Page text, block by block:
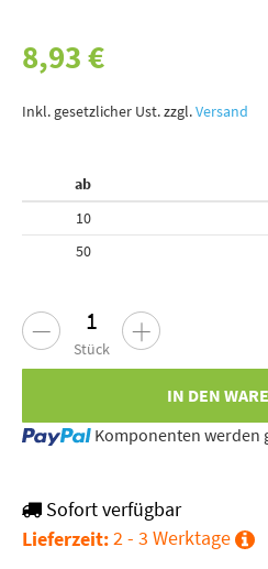
8,93 €
Inkl. gesetzlicher Ust. zzgl.Versand
ab
10
50
Stück
IN DEN
Loading... Komponenten werden
Sofort verfügbar
Lieferzeit:2 - 3 Werktage